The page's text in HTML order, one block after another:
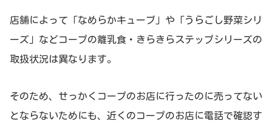
店舗によって「なめらかキューブ」や「うらごし野菜シリ
ーズ」などコープの離乳食・きらきらステップシリーズの
取扱状況は異なります。
そのため、せっかくコープのお店に行ったのに売ってない
とならないためにも、近くのコープのお店に電話で確認す